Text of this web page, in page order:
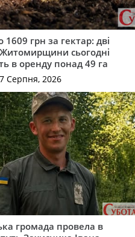
1609 грн за гектар: дві
сьогодні
в оренду понад 49 га
Серпня, 2026
громада провела в